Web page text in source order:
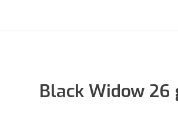
Black Widow